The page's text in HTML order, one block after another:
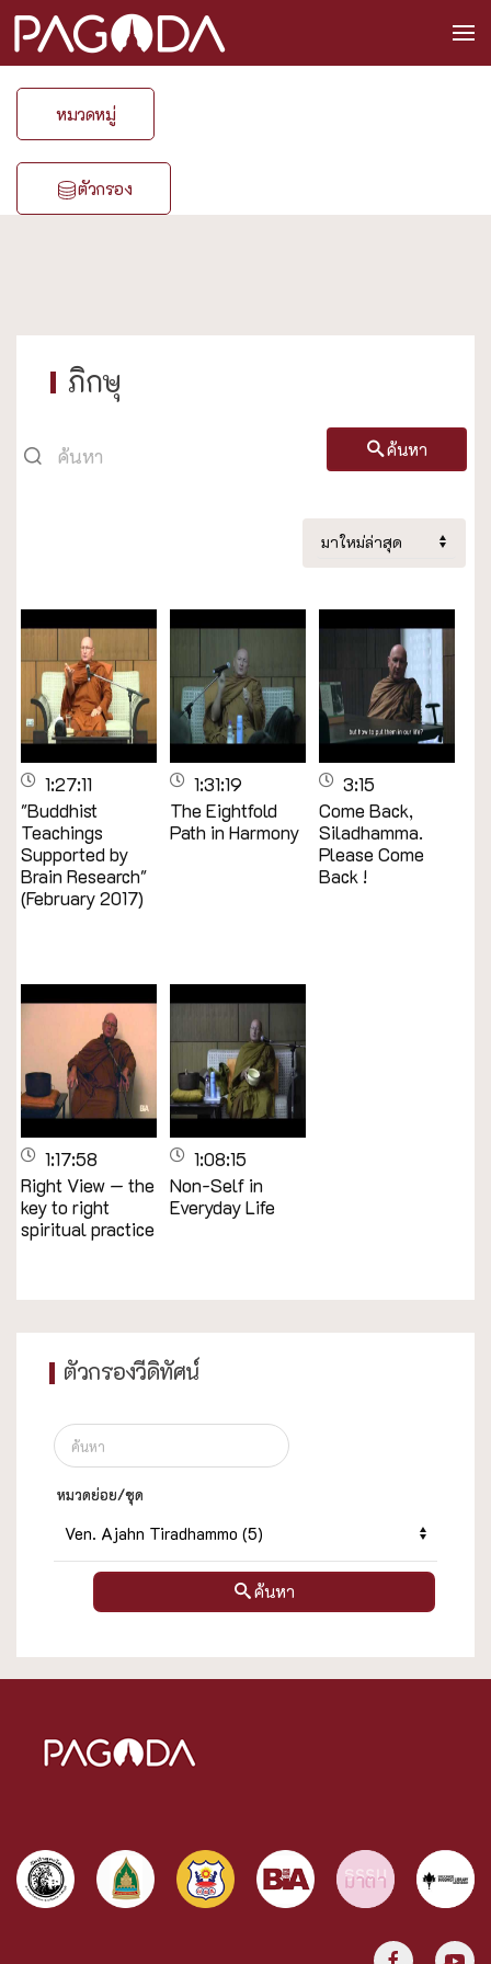
หมวดหมู่
ตัวกรอง
ภิกษุ
ค้นหา
1:27:11
"Buddhist
Teachings
Supported by
Brain Research"
(February 2017)
1:31:19
The Eightfold
Path in Harmony
3:15
Come Back,
Siladhamma.
Please Come
Back !
1:17:58
Right View — the
key to right
spiritual practice
1:08:15
Non-Self in
Everyday Life
ตัวกรองวีดิทัศน์
หมวดย่อย/ชุด
ค้นหา